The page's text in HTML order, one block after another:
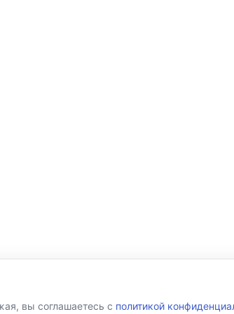
вы соглашаетесь с политикой